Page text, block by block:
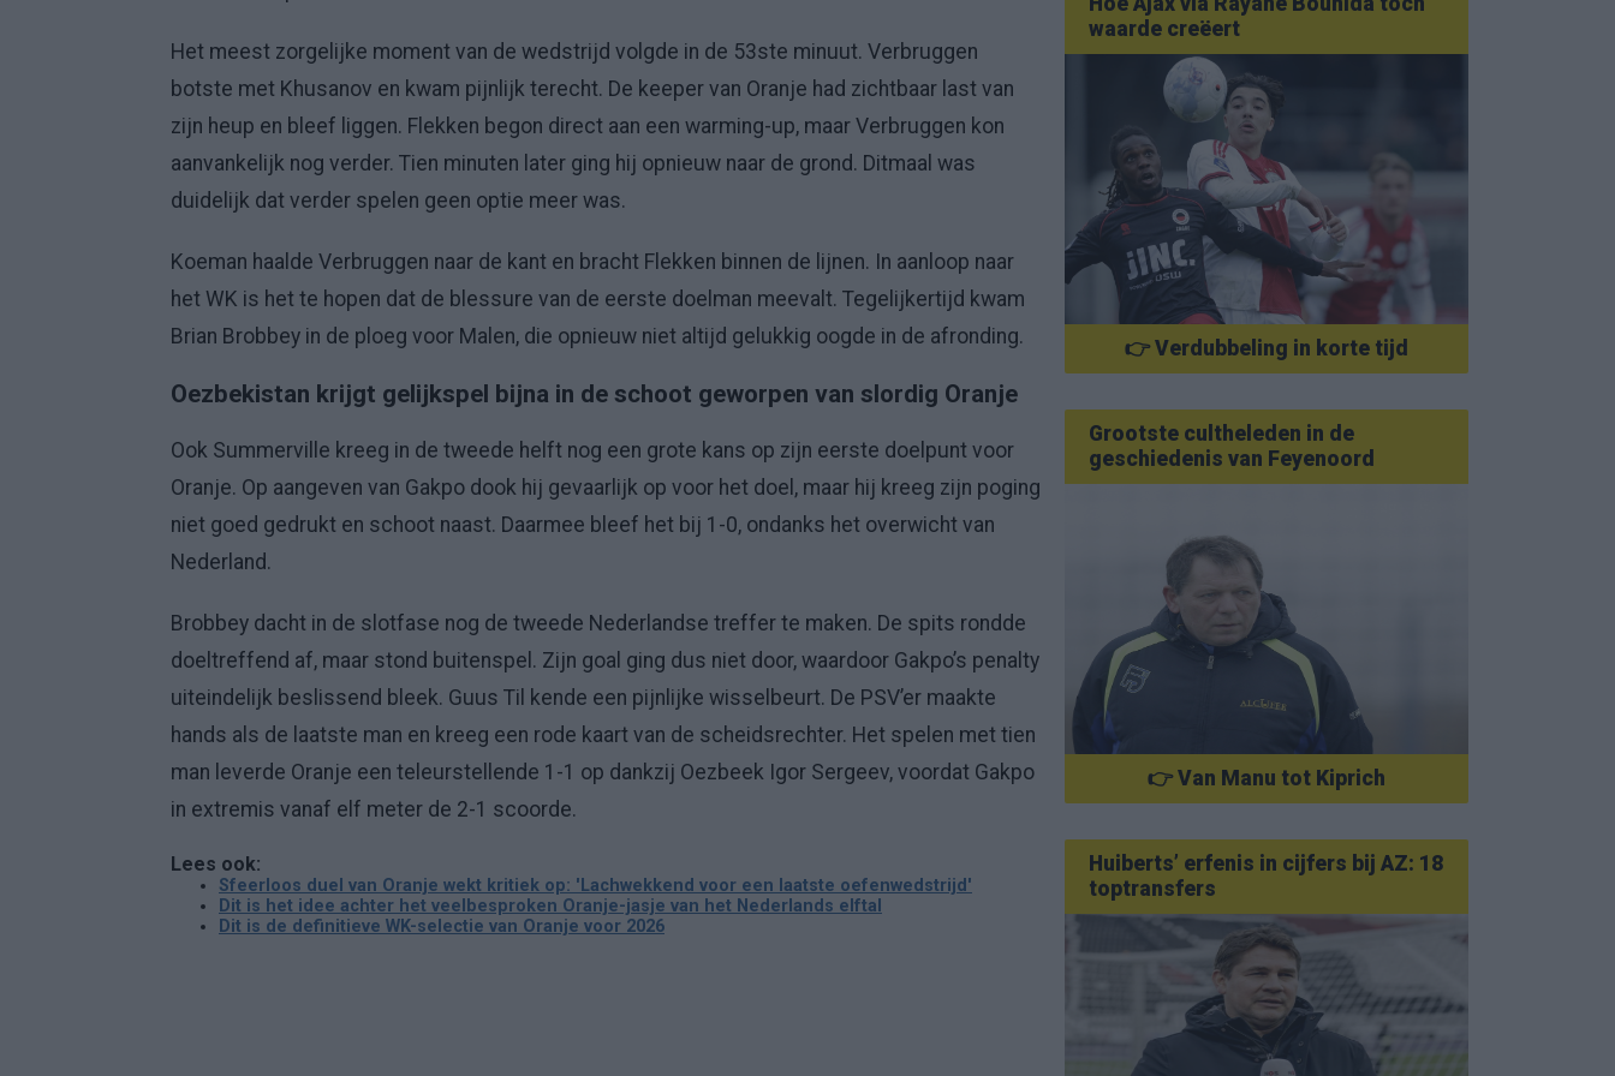
Het meest zorgelijke moment van de wedstrijd volgde in de 53ste minuut. Verbruggen
botste met Khusanov en kwam pijnlijk terecht. De keeper van Oranje had zichtbaar last van
zijn heup en bleef liggen. Flekken begon direct aan een warming-up, maar Verbruggen kon
aanvankelijk nog verder. Tien minuten later ging hij opnieuw naar de grond. Ditmaal was
duidelijk dat verder spelen geen optie meer was.
Koeman haalde Verbruggen naar de kant en bracht Flekken binnen de lijnen. In aanloop naar
het WK is het te hopen dat de blessure van de eerste doelman meevalt. Tegelijkertijd kwam
Brian Brobbey in de ploeg voor Malen, die opnieuw niet altijd gelukkig oogde in de afronding.
Oezbekistan krijgt gelijkspel bijna in de schoot geworpen van slordig Oranje
Ook Summerville kreeg in de tweede helft nog een grote kans op zijn eerste doelpunt voor
Oranje. Op aangeven van Gakpo dook hij gevaarlijk op voor het doel, maar hij kreeg zijn poging
niet goed gedrukt en schoot naast. Daarmee bleef het bij 1-0, ondanks het overwicht van
Nederland.
Brobbey dacht in de slotfase nog de tweede Nederlandse treffer te maken. De spits rondde
doeltreffend af, maar stond buitenspel. Zijn goal ging dus niet door, waardoor Gakpo’s penalty
uiteindelijk beslissend bleek. Guus Til kende een pijnlijke wisselbeurt. De PSV’er maakte
hands als de laatste man en kreeg een rode kaart van de scheidsrechter. Het spelen met tien
man leverde Oranje een teleurstellende 1-1 op dankzij Oezbeek Igor Sergeev, voordat Gakpo
in extremis vanaf elf meter de 2-1 scoorde.
Lees ook:
Sfeerloos duel van Oranje wekt kritiek op: 'Lachwekkend voor een laatste oefenwedstrijd'
Dit is het idee achter het veelbesproken Oranje-jasje van het Nederlands elftal
Dit is de definitieve WK-selectie van Oranje voor 2026
waarde creëert
👉 Verdubbeling in korte tijd
Grootste cultheleden in de
geschiedenis van Feyenoord
👉 Van Manu tot Kiprich
Huiberts’ erfenis in cijfers bij AZ: 18
toptransfers